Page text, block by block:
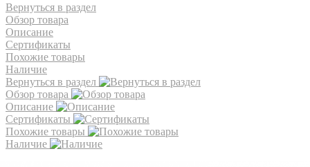
Вернуться в раздел
Обзор товара
Описание
Сертификаты
Похожие товары
Наличие
Вернуться в раздел
Обзор товара
Описание
Сертификаты
Похожие товары
Наличие